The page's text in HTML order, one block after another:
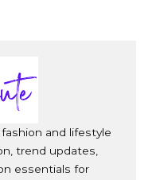
and lifestyle
trend updates,
essentials for